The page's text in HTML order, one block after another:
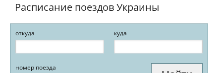
Расписание поездов Украины
откуда куда
номер поезда